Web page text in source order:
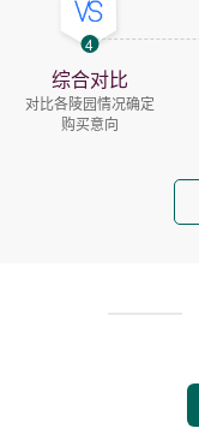
4
综合对比
对比各陵园情况确定
购买意向